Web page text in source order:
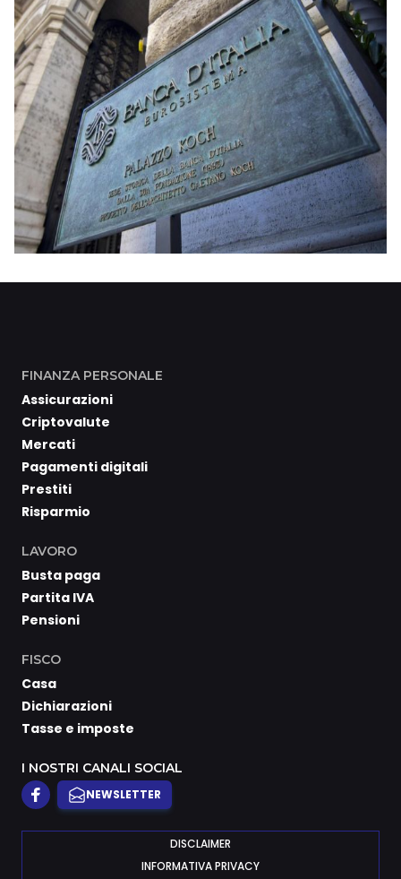
FINANZA PERSONALE
Assicurazioni
Criptovalute
Mercati
Pagamenti digitali
Prestiti
Risparmio
LAVORO
Busta paga
Partita IVA
Pensioni
FISCO
Casa
Dichiarazioni
Tasse e imposte
I NOSTRI CANALI SOCIAL
NEWSLETTER
DISCLAIMER
INFORMATIVA PRIVACY